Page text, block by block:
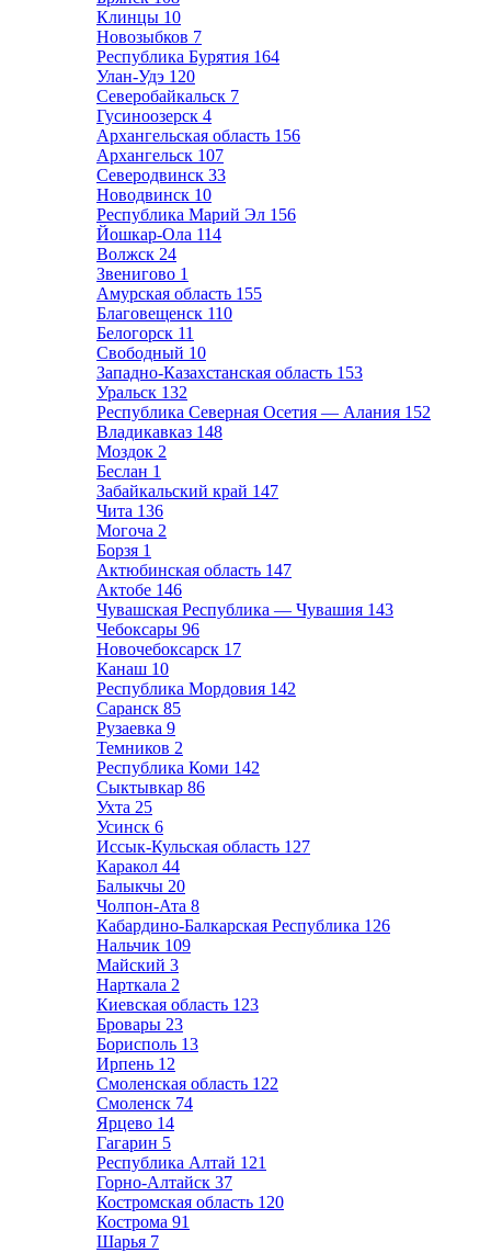
Клинцы 10
Новозыбков 7
Республика Бурятия 164
Улан-Удэ 120
Северобайкальск 7
Гусиноозерск 4
Архангельская область 156
Архангельск 107
Северодвинск 33
Новодвинск 10
Республика Марий Эл 156
Йошкар-Ола 114
Волжск 24
Звенигово 1
Амурская область 155
Благовещенск 110
Белогорск 11
Свободный 10
Западно-Казахстанская область 153
Уральск 132
Республика Северная Осетия — Алания 152
Владикавказ 148
Моздок 2
Беслан 1
Забайкальский край 147
Чита 136
Могоча 2
Борзя 1
Актюбинская область 147
Актобе 146
Чувашская Республика — Чувашия 143
Чебоксары 96
Новочебоксарск 17
Канаш 10
Республика Мордовия 142
Саранск 85
Рузаевка 9
Темников 2
Республика Коми 142
Сыктывкар 86
Ухта 25
Усинск 6
Иссык-Кульская область 127
Каракол 44
Балыкчы 20
Чолпон-Ата 8
Кабардино-Балкарская Республика 126
Нальчик 109
Майский 3
Нарткала 2
Киевская область 123
Бровары 23
Борисполь 13
Ирпень 12
Смоленская область 122
Смоленск 74
Ярцево 14
Гагарин 5
Республика Алтай 121
Горно-Алтайск 37
Костромская область 120
Кострома 91
Шарья 7